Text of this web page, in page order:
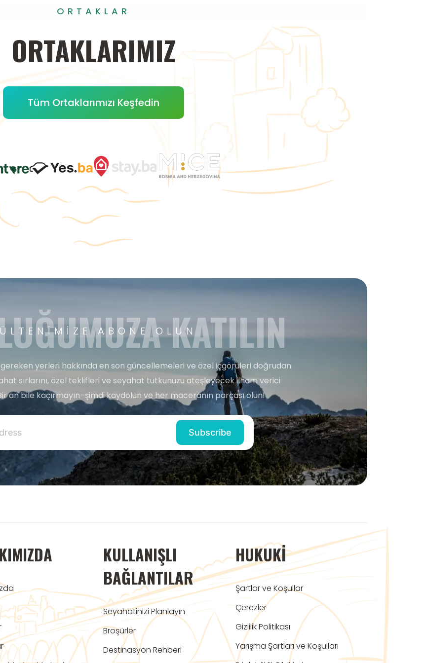
ORTAKLAR
ORTAKLARIMIZ
Tüm Ortaklarımızı Keşfedin
ABONE OLUNKATILIN
yerleri hakkında en son güncellemeleri ve özel içgörüleri doğrudan
sırlarını, özel teklifleri ve seyahat tutkunuzu ateşleyecek ilham verici
an bile kaçırmayın–şimdi kaydolun ve her maceranın parçası olun!
KULLANIŞLI
BAĞLANTILAR
Seyahatinizi Planlayın
Broşürler
Destinasyon Rehberi
HUKUKI
Şartlar ve Koşullar
Çerezler
Gizlilik Politikası
Yarışma Şartları ve Koşulları